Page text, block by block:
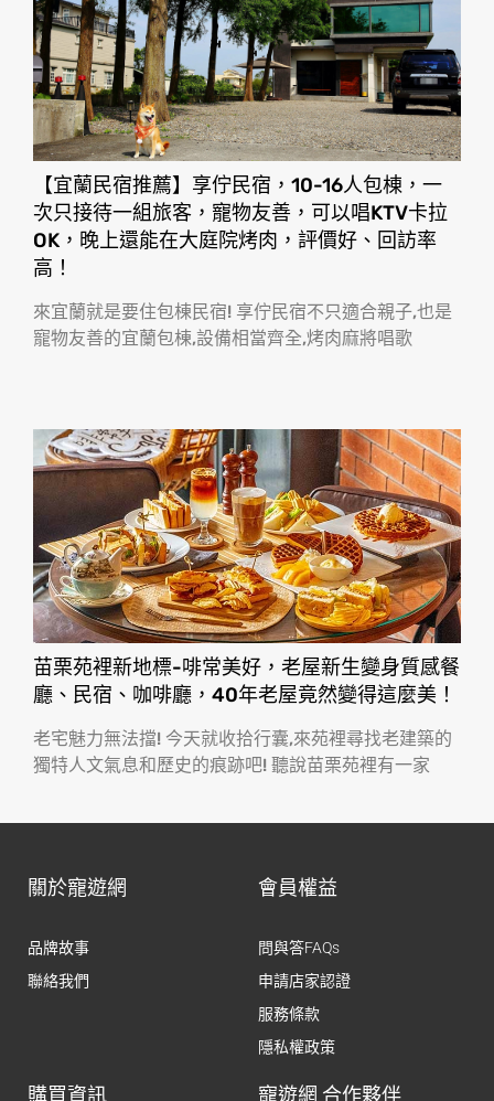
【宜蘭民宿推薦】享佇民宿，10-16人包棟，一
次只接待一組旅客，寵物友善，可以唱KTV卡拉
OK，晚上還能在大庭院烤肉，評價好、回訪率
高！
來宜蘭就是要住包棟民宿! 享佇民宿不只適合親子,也是
寵物友善的宜蘭包棟,設備相當齊全,烤肉麻將唱歌
苗栗苑裡新地標-啡常美好，老屋新生變身質感餐
廳、民宿、咖啡廳，40年老屋竟然變得這麼美！
老宅魅力無法擋! 今天就收拾行囊,來苑裡尋找老建築的
獨特人文氣息和歷史的痕跡吧! 聽說苗栗苑裡有一家
關於寵遊網
品牌故事
聯絡我們
會員權益
問與答FAQs
申請店家認證
服務條款
隱私權政策
購買資訊 寵遊網 合作夥伴